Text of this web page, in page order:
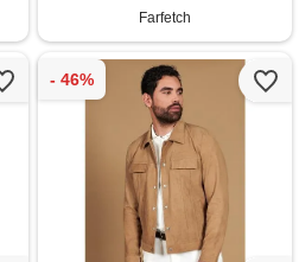
Farfetch